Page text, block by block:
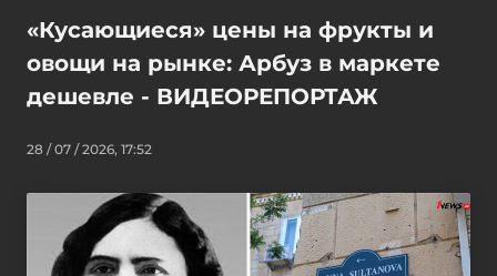
«Кусающиеся» цены на фрукты и
овощи на рынке: Арбуз в маркете
дешевле - ВИДЕОРЕПОРТАЖ
28 / 07 / 2026, 17:52